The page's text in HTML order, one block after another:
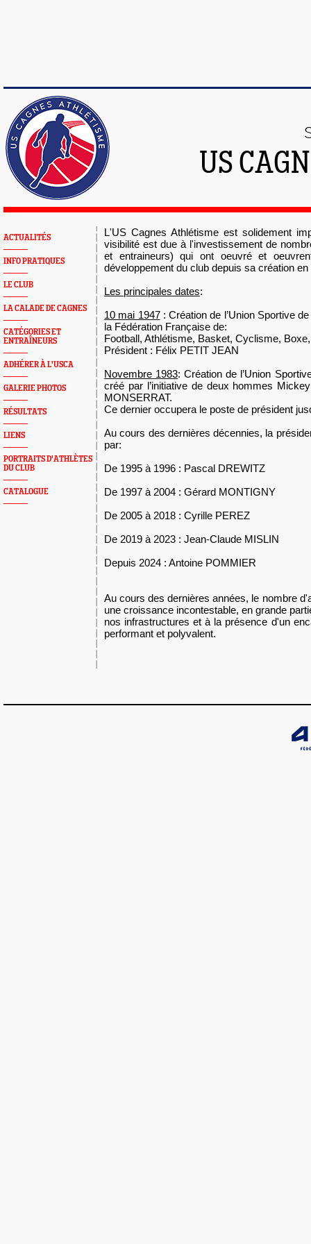
US
ACTUALITÉS
INFO PRATIQUES
LE CLUB
LA CALADE DE CAGNES
CATÉGORIES ET
ENTRAÎNEURS
ADHÉRER À L'USCA
GALERIE PHOTOS
RÉSULTATS
LIENS
PORTRAITS D'ATHLÈTES
DU CLUB
CATALOGUE
L'US Cagnes Athlétisme est solidement
visibilité est due à l'investissement de
et entraineurs) qui ont oeuvré et
développement du club depuis sa création
Les principales dates:
10 mai 1947: Création de l’Union Sportive
la Fédération Française de:
Football, Athlétisme, Basket, Cyclisme,
Président : Félix PETIT JEAN
Novembre 1983: Création de l’Union
créé par l’initiative de deux hommes
MONSERRAT.
Ce dernier occupera le poste de président
Au cours des dernières décennies, la
par:
De 1995 à 1996 : Pascal DREWITZ
De 1997 à 2004 : Gérard MONTIGNY
De 2005 à 2018 : Cyrille PEREZ
De 2019 à 2023 : Jean-Claude MISLIN
Depuis 2024 : Antoine POMMIER
Au cours des dernières années, le nombre
une croissance incontestable, en grande
nos infrastructures et à la présence d'un
performant et polyvalent.